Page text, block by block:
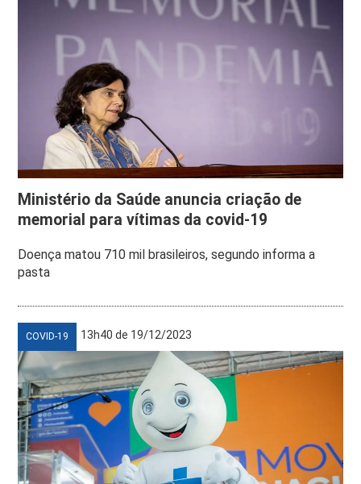
Ministério da Saúde anuncia criação de
memorial para vítimas da covid-19
Doença matou 710 mil brasileiros, segundo informa a
pasta
COVID-19 13h40 de 19/12/2023